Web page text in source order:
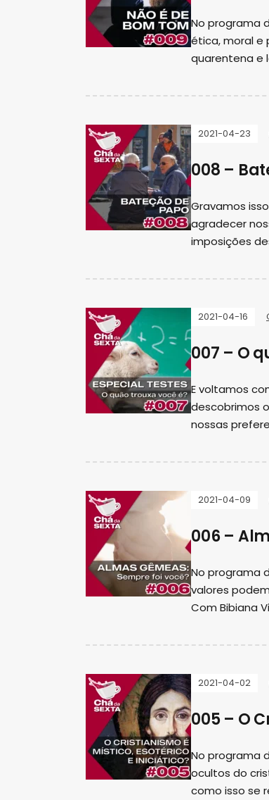
No programa
ética, moral e
quarentena e
2021-04-23
008 –
Gravamos
agradecer
imposições
2021-04-16
007 – O
E voltamos
descobrimos
nossas
2021-04-09
006 –
No programa
valores
Com Bibiana
2021-04-02
005 – O
No programa
ocultos do
como isso se